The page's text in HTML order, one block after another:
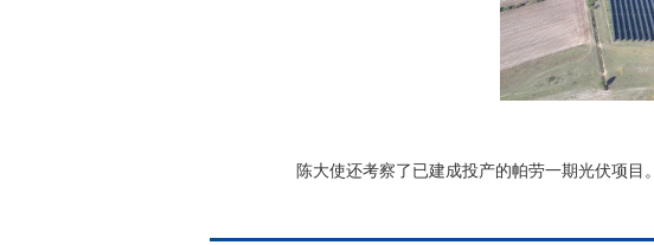
陈大使还考察了已建成投产的帕劳一期光伏项目。